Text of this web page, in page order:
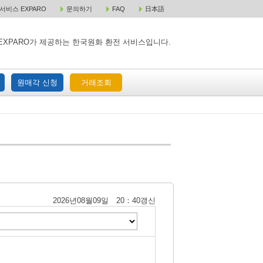
비스 EXPARO 문의하기 FAQ 日本語
가 제공하는 한국원화 환전 서비스입니다.
원매각 신청 거래조회
택배 주문 원매각 주문 거래조회
2026년08월09일 20：40갱신